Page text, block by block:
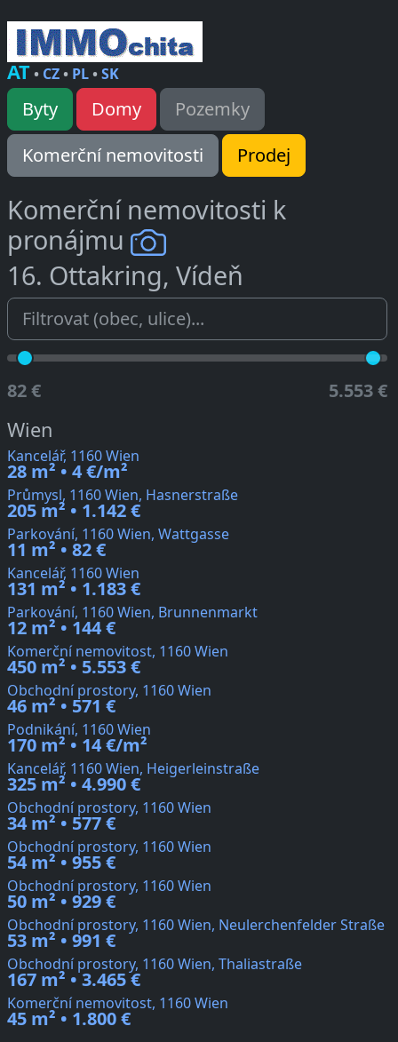
AT• CZ• PL•SK
Byty Domy
Pozemky
Komerční nemovitosti
Prodej
Komerční nemovitosti k
pronájmu
16. Ottakring, Vídeň
82 € 5.553 €
Wien
Kancelář, 1160 Wien
28 m² • 4 €/m²
Průmysl, 1160 Wien, Hasnerstraße
205 m² • 1.142 €
Parkování, 1160 Wien, Wattgasse
11 m² • 82 €
Kancelář, 1160 Wien
131 m² • 1.183 €
Parkování, 1160 Wien, Brunnenmarkt
12 m² • 144 €
Komerční nemovitost, 1160 Wien
450 m² • 5.553 €
Obchodní prostory, 1160 Wien
46 m² • 571 €
Podnikání, 1160 Wien
170 m² • 14 €/m²
Kancelář, 1160 Wien, Heigerleinstraße
325 m² • 4.990 €
Obchodní prostory, 1160 Wien
34 m² • 577 €
Obchodní prostory, 1160 Wien
54 m² • 955 €
Obchodní prostory, 1160 Wien
50 m² • 929 €
Obchodní prostory, 1160 Wien, Neulerchenfelder Straße
53 m² • 991 €
Obchodní prostory, 1160 Wien, Thaliastraße
167 m² • 3.465 €
Komerční nemovitost, 1160 Wien
45 m² • 1.800 €